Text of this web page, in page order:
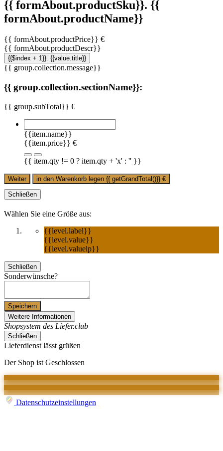
{{ formAbout.productSku}}. {{
formAbout.productName}}
{{ formAbout.productPrice}} €
{{ formAbout.productDescr}}
{{$index + 1}}. {{value.title}}
{{ group.collection.message}}
{{ group.collection.sectionName}}:
{{ group.subTotal}} €
{{item.name}}
{{item.price}} €
{{ item.qty != 0 ? item.qty + 'x' : '' }}
Weiter in den Warenkorb legen {{ getGrandTotal()}} €
Schließen
Wählen Sie eine Größe aus:
{{level.label}}
{{level.value}}
{{level.valuelp}}
Schließen
Sonderwünsche?
Speichern
Weitere Informationen
Shopsystem des Liefer.club
Schließen
Lieferdienst lässt grüßen
Der Shop ist Geschlossen
Datenschutzeinstellungen